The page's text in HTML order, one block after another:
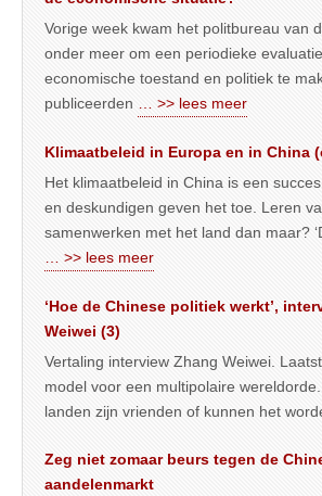
Vorige week kwam het politbureau van
onder meer om een periodieke
economische toestand en politiek te
publiceerden
… >> lees meer
Klimaatbeleid in Europa en in China
Het klimaatbeleid in China is een
en deskundigen geven het toe. Leren
samenwerken met het land dan maar?
… >> lees meer
‘Hoe de Chinese politiek werkt’,
Weiwei (3)
Vertaling interview Zhang Weiwei.
model voor een multipolaire
landen zijn vrienden of kunnen het
Zeg niet zomaar beurs tegen de
aandelenmarkt